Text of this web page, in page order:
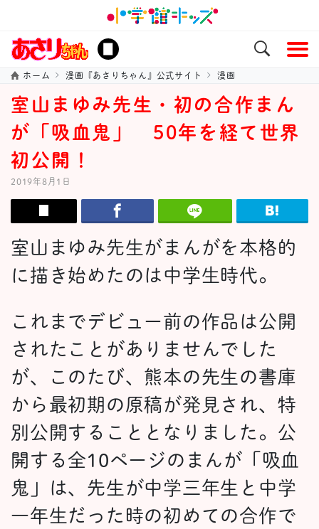
ホーム 漫画『あさりちゃん』公式サイト 漫画
室山まゆみ先生・初の合作まん
が「吸血鬼」 50年を経て世界
初公開！
2019年8月1日
室山まゆみ先生がまんがを本格的
に描き始めたのは中学生時代。
これまでデビュー前の作品は公開
されたことがありませんでした
が、このたび、熊本の先生の書庫
から最初期の原稿が発見され、特
別公開することとなりました。公
開する全10ページのまんが「吸血
鬼」は、先生が中学三年生と中学
一年生だった時の初めての合作で